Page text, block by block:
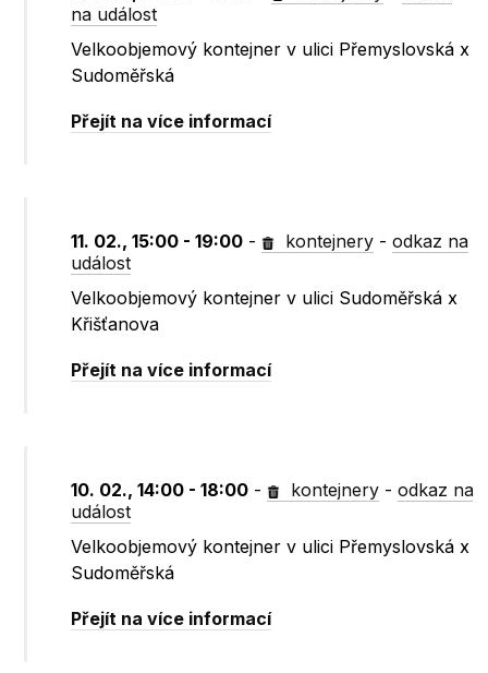
na událost
Velkoobjemový kontejner v ulici Přemyslovská x
Sudoměřská
Přejít na více informací
11. 02., 15:00 - 19:00 - kontejnery -odkaz na
událost
Velkoobjemový kontejner v ulici Sudoměřská x
Křišťanova
Přejít na více informací
10. 02., 14:00 - 18:00 - kontejnery -odkaz na
událost
Velkoobjemový kontejner v ulici Přemyslovská x
Sudoměřská
Přejít na více informací